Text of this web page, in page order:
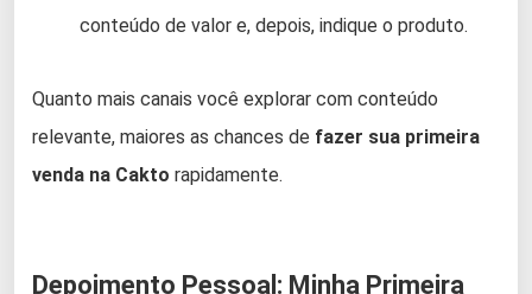
conteúdo de valor e, depois, indique o produto.
Quanto mais canais você explorar com conteúdo
relevante, maiores as chances de fazer sua primeira
venda na Cakto rapidamente.
Depoimento Pessoal: Minha Primeira